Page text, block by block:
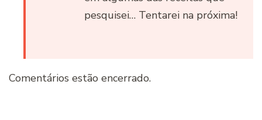
pesquisei… Tentarei na próxima!
Comentários estão encerrado.